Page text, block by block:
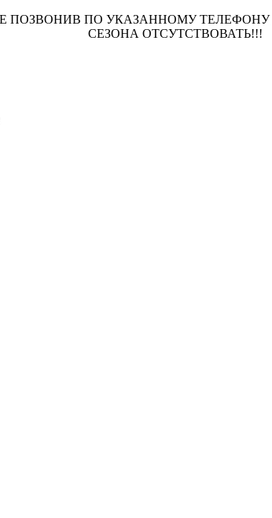
ПОЗВОНИВ ПО УКАЗАННОМУ ТЕЛЕФОНУ
СЕЗОНА ОТСУТСТВОВАТЬ!!!